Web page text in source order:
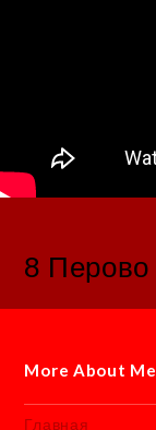
8 Перово
More About Me
Главная